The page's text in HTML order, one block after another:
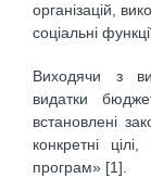
організацій,
соціальні
Виходячи з
видатки
встановлені
конкретні
програм» [1].